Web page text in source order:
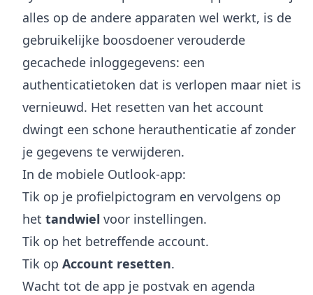
alles op de andere apparaten wel werkt, is de
gebruikelijke boosdoener verouderde
gecachede inloggegevens: een
authenticatietoken dat is verlopen maar niet is
vernieuwd. Het resetten van het account
dwingt een schone herauthenticatie af zonder
je gegevens te verwijderen.
In de mobiele Outlook-app:
Tik op je profielpictogram en vervolgens op
het tandwiel voor instellingen.
Tik op het betreffende account.
Tik op Account resetten.
Wacht tot de app je postvak en agenda